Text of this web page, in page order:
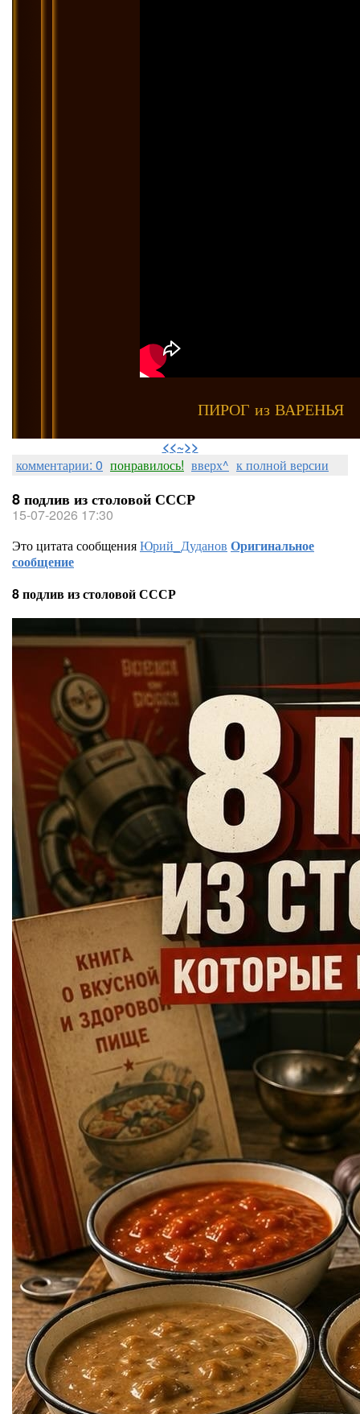
ПИРОГ из ВАРЕНЬЯ
<<~>>
комментарии: 0 понравилось! вверх^ к полной версии
8 подлив из столовой СССР
15-07-2026 17:30
Это цитата сообщенияЮрий_Дуданов Оригинальное
сообщение
8 подлив из столовой СССР